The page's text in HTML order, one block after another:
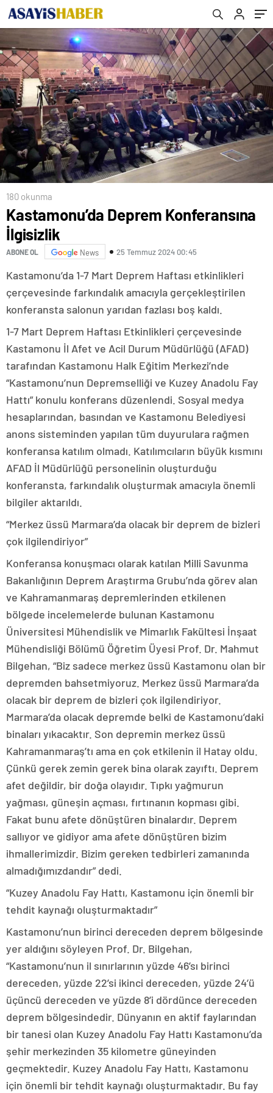
180 okunma
Kastamonu’da Deprem Konferansına
İlgisizlik
ABONE OL News 25 Temmuz 2024 00:45
Kastamonu’da 1-7 Mart Deprem Haftası etkinlikleri
çerçevesinde farkındalık amacıyla gerçekleştirilen
konferansta salonun yarıdan fazlası boş kaldı.
1-7 Mart Deprem Haftası Etkinlikleri çerçevesinde
Kastamonu İl Afet ve Acil Durum Müdürlüğü (AFAD)
tarafından Kastamonu Halk Eğitim Merkezi’nde
“Kastamonu’nun Depremselliği ve Kuzey Anadolu Fay
Hattı” konulu konferans düzenlendi. Sosyal medya
hesaplarından, basından ve Kastamonu Belediyesi
anons sisteminden yapılan tüm duyurulara rağmen
konferansa katılım olmadı. Katılımcıların büyük kısmını
AFAD İl Müdürlüğü personelinin oluşturduğu
konferansta, farkındalık oluşturmak amacıyla önemli
bilgiler aktarıldı.
“Merkez üssü Marmara’da olacak bir deprem de bizleri
çok ilgilendiriyor”
Konferansa konuşmacı olarak katılan Milli Savunma
Bakanlığının Deprem Araştırma Grubu’nda görev alan
ve Kahramanmaraş depremlerinden etkilenen
bölgede incelemelerde bulunan Kastamonu
Üniversitesi Mühendislik ve Mimarlık Fakültesi İnşaat
Mühendisliği Bölümü Öğretim Üyesi Prof. Dr. Mahmut
Bilgehan, “Biz sadece merkez üssü Kastamonu olan bir
depremden bahsetmiyoruz. Merkez üssü Marmara’da
olacak bir deprem de bizleri çok ilgilendiriyor.
Marmara’da olacak depremde belki de Kastamonu’daki
binaları yıkacaktır. Son depremin merkez üssü
Kahramanmaraş’tı ama en çok etkilenin il Hatay oldu.
Çünkü gerek zemin gerek bina olarak zayıftı. Deprem
afet değildir, bir doğa olayıdır. Tıpkı yağmurun
yağması, güneşin açması, fırtınanın kopması gibi.
Fakat bunu afete dönüştüren binalardır. Deprem
sallıyor ve gidiyor ama afete dönüştüren bizim
ihmallerimizdir. Bizim gereken tedbirleri zamanında
almadığımızdandır” dedi.
“Kuzey Anadolu Fay Hattı, Kastamonu için önemli bir
tehdit kaynağı oluşturmaktadır”
Kastamonu’nun birinci dereceden deprem bölgesinde
yer aldığını söyleyen Prof. Dr. Bilgehan,
“Kastamonu’nun il sınırlarının yüzde 46’sı birinci
dereceden, yüzde 22’si ikinci dereceden, yüzde 24’ü
üçüncü dereceden ve yüzde 8’i dördünce dereceden
deprem bölgesindedir. Dünyanın en aktif faylarından
bir tanesi olan Kuzey Anadolu Fay Hattı Kastamonu’da
şehir merkezinden 35 kilometre güneyinden
geçmektedir. Kuzey Anadolu Fay Hattı, Kastamonu
için önemli bir tehdit kaynağı oluşturmaktadır. Bu fay